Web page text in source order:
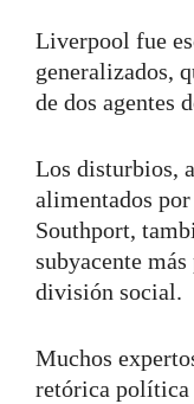
Liverpool fue
generalizados,
de dos agentes
Los disturbios,
alimentados
Southport,
subyacente
división social.
Muchos
retórica política